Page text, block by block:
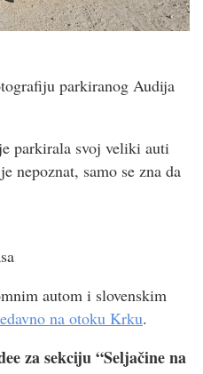
parkiranog Audija
parkirala svoj veliki auti
nepoznat, samo se zna da
autom i slovenskim
na otoku Krku.
za sekciju “Seljačine na